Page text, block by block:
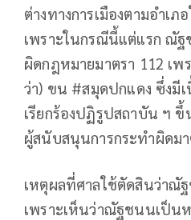
ต่างทางการเมืองตามอำเ
เพราะในกรณีนี้แต่แรก ณั
ผิดกฎหมายมาตรา 112 เพ
ว่า) ขน #สมุดปกแดง ซึ่งมี
เรียกร้องปฏิรูปสถาบัน ฯ ขึ้
ผู้สนับสนุนการกระทำผิดมา
เหตุผลที่ศาลใช้ตัดสินว่า
เพราะเห็นว่าณัฐชนนเป็น